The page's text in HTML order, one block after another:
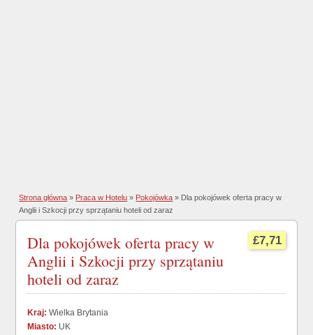
Strona główna » Praca w Hotelu » Pokojówka » Dla pokojówek oferta pracy w
Anglii i Szkocji przy sprzątaniu hoteli od zaraz
£7,71
Dla pokojówek oferta pracy w
Anglii i Szkocji przy sprzątaniu
hoteli od zaraz
Kraj: Wielka Brytania
Miasto: UK